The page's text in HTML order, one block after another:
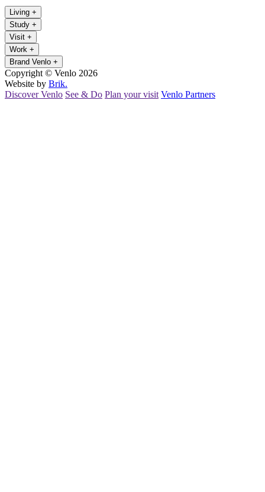
Living +
Study +
Visit +
Work +
Brand Venlo +
Copyright © Venlo 2026
Website by Brik.
Discover Venlo See & Do Plan your visit Venlo Partners